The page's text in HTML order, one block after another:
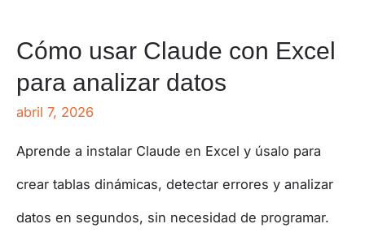
Cómo usar Claude con Excel
para analizar datos
abril 7, 2026
Aprende a instalar Claude en Excel y úsalo para
crear tablas dinámicas, detectar errores y analizar
datos en segundos, sin necesidad de programar.